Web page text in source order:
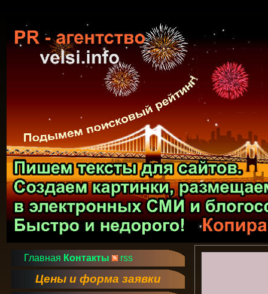
Главная Контакты rss
Цены и форма заявки